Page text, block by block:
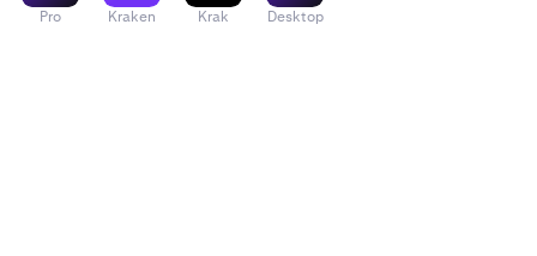
Du
Pro Kraken Krak Desktop